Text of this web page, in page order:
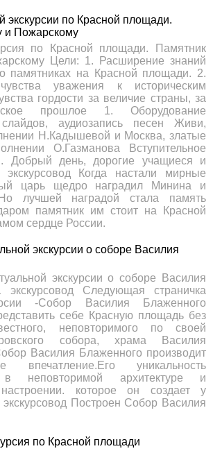
экскурсии по Красной площади.
и Пожарскому
по Красной площади. Памятник
Цели: 1. Расширение знаний
памятниках на Красной площади. 2.
уважения к историческим
гордости за величие страны, за
прошлое 1. Оборудование
слайдов, аудиозапись песен Живи,
Н.Кадышевой и Москва, златые
О.Газманова Вступительное
Добрый день, дорогие учащиеся и
экскурсовод Когда настали мирные
царь щедро наградил Минина и
лучшей наградой стала память
памятник им стоит на Красной
сердце России.
экскурсии о соборе Василия
экскурсии о соборе Василия
экскурсовод Следующая страничка
-Собор Василия Блаженного
себе Красную площадь без
неповторимого по своей
собора, храма Василия
Василия Блаженного производит
впечатление.Его уникальность
в неповторимой архитектуре и
которое он создает у
экскурсовод Построен Собор Василия
по Красной площади